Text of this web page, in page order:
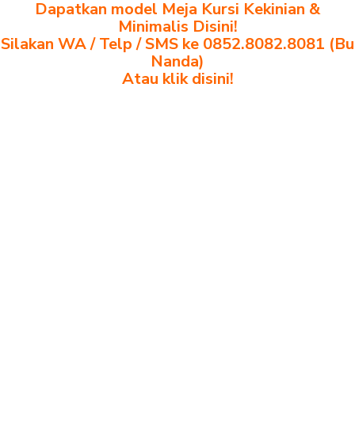
Dapatkan model Meja Kursi Kekinian &
Minimalis Disini!
Silakan WA / Telp / SMS ke 0852.8082.8081 (Bu
Nanda)
Atau klik disini!